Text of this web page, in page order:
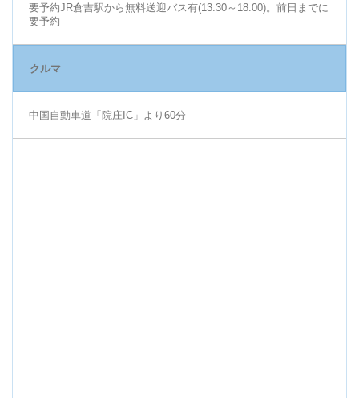
要予約JR倉吉駅から無料送迎バス有(13:30～18:00)。前日までに
要予約
クルマ
中国自動車道「院庄IC」より60分